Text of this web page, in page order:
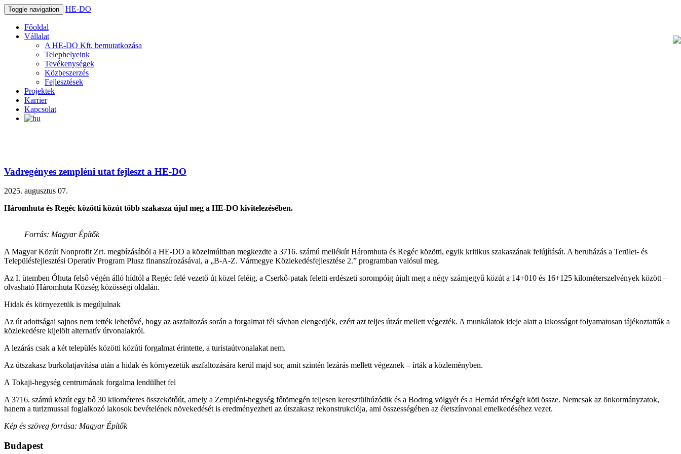
Toggle navigation HE-DO
Főoldal
Vállalat
A HE-DO Kft. bemutatkozása
Telephelyeink
Tevékenységek
Közbeszerzés
Fejlesztések
Projektek
Karrier
Kapcsolat
Vadregényes zempléni utat fejleszt a HE-DO
2025. augusztus 07.
Háromhuta és Regéc közötti közút több szakasza újul meg a HE-DO kivitelezésében.
Forrás: Magyar Építők
A Magyar Közút Nonprofit Zrt. megbízásából a HE-DO a közelmúltban megkezdte a 3716. számú mellékút Háromhuta és Regéc közötti, egyik kritikus szakaszának felújítását. A beruházás a Terület- és
Településfejlesztési Operatív Program Plusz finanszírozásával, a „B-A-Z. Vármegye Közlekedésfejlesztése 2.” programban valósul meg.
Az I. ütemben Óhuta felső végén álló hídtól a Regéc felé vezető út közel feléig, a Cserkő-patak feletti erdészeti sorompóig újult meg a négy számjegyű közút a 14+010 és 16+125 kilométerszelvények között –
olvasható Háromhuta Község közösségi oldalán.
Hidak és környezetük is megújulnak
Az út adottságai sajnos nem tették lehetővé, hogy az aszfaltozás során a forgalmat fél sávban elengedjék, ezért azt teljes útzár mellett végezték. A munkálatok ideje alatt a lakosságot folyamatosan tájékoztatták a
közlekedésre kijelölt alternatív útvonalakról.
A lezárás csak a két település közötti közúti forgalmat érintette, a turistaútvonalakat nem.
Az útszakasz burkolatjavítása után a hidak és környezetük aszfaltozására kerül majd sor, amit szintén lezárás mellett végeznek – írták a közleményben.
A Tokaji-hegység centrumának forgalma lendülhet fel
A 3716. számú közút egy bő 30 kilométeres összekötőút, amely a Zempléni-hegység főtömegén teljesen keresztülhúzódik és a Bodrog völgyét és a Hernád térségét köti össze. Nemcsak az önkormányzatok,
hanem a turizmussal foglalkozó lakosok bevételének növekedését is eredményezheti az útszakasz rekonstrukciója, ami összességében az életszínvonal emelkedéséhez vezet.
Kép és szöveg forrása: Magyar Építők
Budapest